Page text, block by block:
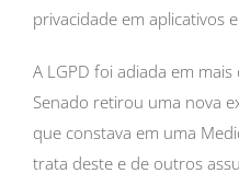
privacidade em aplicativos
A LGPD foi adiada em
Senado retirou uma nova
que constava em uma
trata deste e de outros